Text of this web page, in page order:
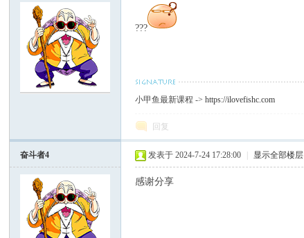
???
小甲鱼最新课程 ->https://ilovefishc.com
回复
奋斗者4 发表于 2024-7-24 17:28:00 显示全部楼层
感谢分享